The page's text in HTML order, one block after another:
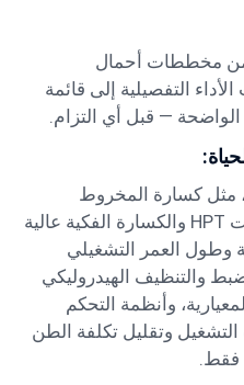
مخططات أحمال
التفصيلية إلى قائمة
— قبل أي التزام.
مثل كسارة المخروط
الهيدروليكية متعددة الأسطوانات HPT والكسارة الفكية عالية
وطول العمر التشغيلي
والتنظيف الهيدروليكي
وأنظمة التحكم
التشغيل وتقليل تكلفة الطن
فقط.